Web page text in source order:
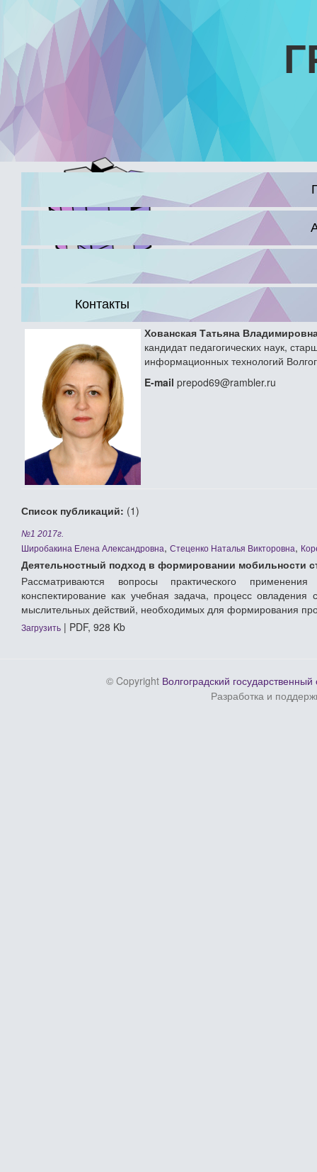
Контакты
Хованская Татьяна
кандидат педагогических наук,
информационных технологий
E-mail prepod69@rambler.ru
Список публикаций: (1)
№1 2017г.
Широбакина Елена Александровна, Стеценко Наталья Викторовна,
Деятельностный подход в формировании мобильности
Рассматриваются вопросы практического
конспектирование как учебная задача, процесс овладения
мыслительных действий, необходимых для формирования
Загрузить | PDF, 928 Kb
© Copyright Волгоградский
Разработка и